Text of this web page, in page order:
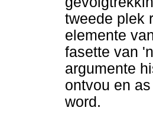
tweede plek
elemente
fasette van
argumente
ontvou en
word.